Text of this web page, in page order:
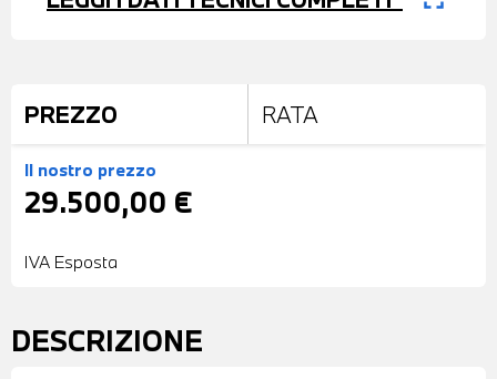
PREZZO RATA
Il nostro prezzo
29.500,00 €
IVA Esposta
DESCRIZIONE